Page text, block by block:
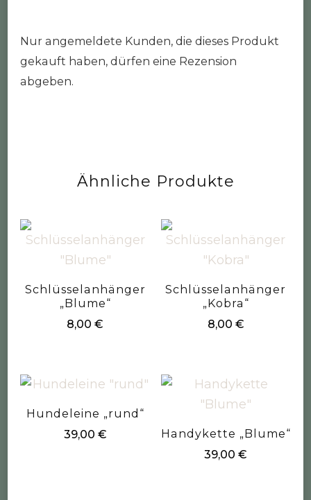
Nur angemeldete Kunden, die dieses Produkt
gekauft haben, dürfen eine Rezension
abgeben.
Ähnliche Produkte
Schlüsselanhänger
„Blume“
8,00€
Schlüsselanhänger
„Kobra“
8,00 €
Hundeleine „rund“
39,00 €
Handykette „Blume“
39,00€